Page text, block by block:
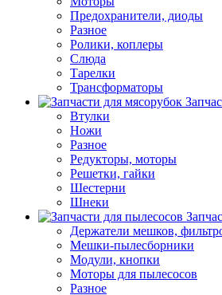
Предохранители, диоды
Разное
Ролики, коплеры
Слюда
Тарелки
Трансформаторы
Втулки
Ножи
Разное
Редукторы, моторы
Решетки, гайки
Шестерни
Шнеки
Держатели мешков,
Мешки-пылесборники
Модули, кнопки
Моторы для пылесосов
Разное